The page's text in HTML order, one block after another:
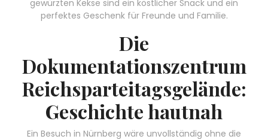
gewürzten Kekse sind ein köstlicher Snack und ein
perfektes Geschenk für Freunde und Familie.
Die
Dokumentationszentrum
Reichsparteitagsgelände:
Geschichte hautnah
Ein Besuch in Nürnberg wäre unvollständig ohne die